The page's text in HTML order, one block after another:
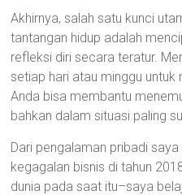
Akhirnya, salah satu kunci
tantangan hidup adalah
refleksi diri secara teratur.
setiap hari atau minggu
Anda bisa membantu
bahkan dalam situasi paling
Dari pengalaman pribadi
kegagalan bisnis di tahun
dunia pada saat itu–saya